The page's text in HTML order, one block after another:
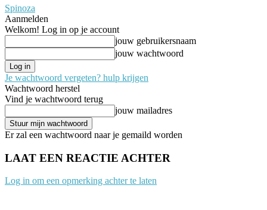
Spinoza
Aanmelden
Welkom! Log in op je account
jouw gebruikersnaam
jouw wachtwoord
Je wachtwoord vergeten? hulp krijgen
Wachtwoord herstel
Vind je wachtwoord terug
jouw mailadres
Er zal een wachtwoord naar je gemaild worden
LAAT EEN REACTIE ACHTER
Log in om een opmerking achter te laten